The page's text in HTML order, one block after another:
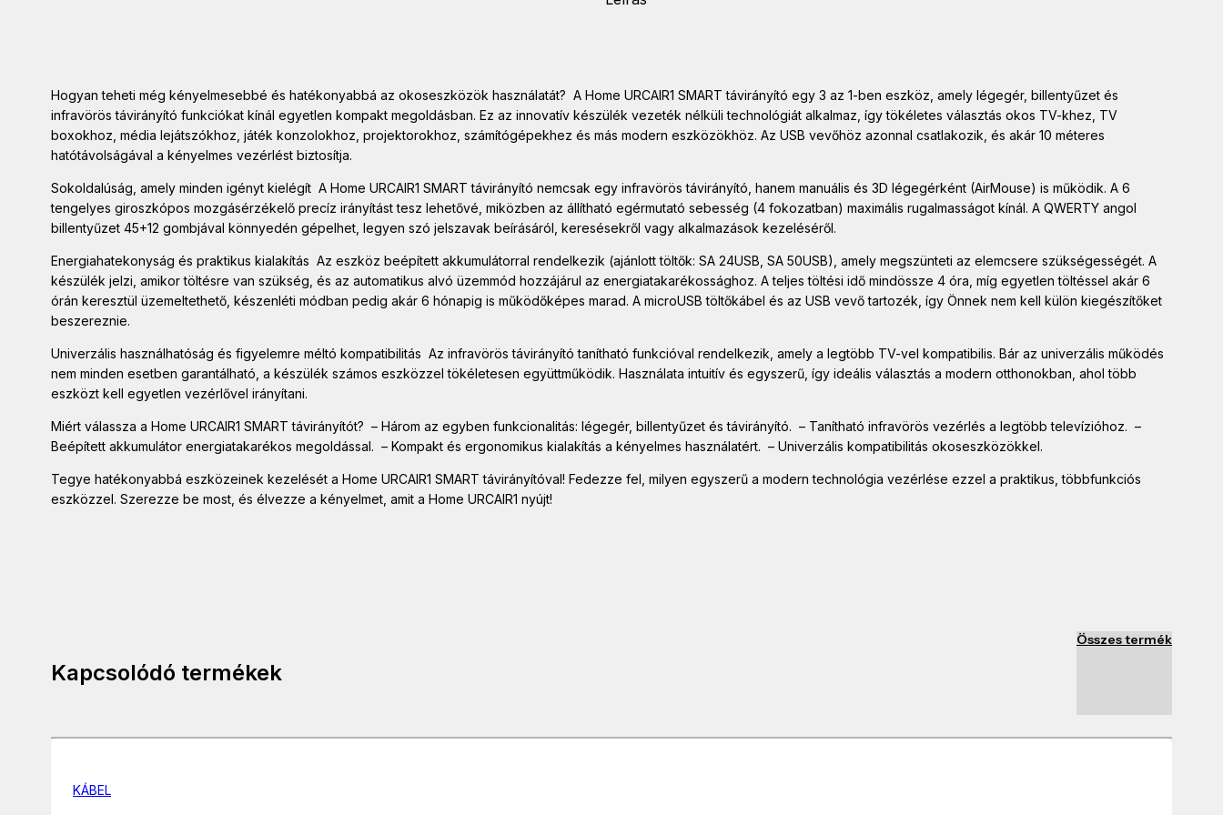
Hogyan teheti még kényelmesebbé és hatékonyabbá az okoseszközök használatát? A Home URCAIR1 SMART távirányító egy 3 az 1-ben eszköz, amely légegér, billentyűzet és
infravörös távirányító funkciókat kínál egyetlen kompakt megoldásban. Ez az innovatív készülék vezeték nélküli technológiát alkalmaz, így tökéletes választás okos TV-khez, TV
boxokhoz, média lejátszókhoz, játék konzolokhoz, projektorokhoz, számítógépekhez és más modern eszközökhöz. Az USB vevőhöz azonnal csatlakozik, és akár 10 méteres
hatótávolságával a kényelmes vezérlést biztosítja.
Sokoldalúság, amely minden igényt kielégít A Home URCAIR1 SMART távirányító nemcsak egy infravörös távirányító, hanem manuális és 3D légegérként (AirMouse) is működik. A 6
tengelyes giroszkópos mozgásérzékelő precíz irányítást tesz lehetővé, miközben az állítható egérmutató sebesség (4 fokozatban) maximális rugalmasságot kínál. A QWERTY angol
billentyűzet 45+12 gombjával könnyedén gépelhet, legyen szó jelszavak beírásáról, keresésekről vagy alkalmazások kezeléséről.
Energiahatekonyság és praktikus kialakítás Az eszköz beépített akkumulátorral rendelkezik (ajánlott töltők: SA 24USB, SA 50USB), amely megszünteti az elemcsere szükségességét. A
készülék jelzi, amikor töltésre van szükség, és az automatikus alvó üzemmód hozzájárul az energiatakarékossághoz. A teljes töltési idő mindössze 4 óra, míg egyetlen töltéssel akár 6
órán keresztül üzemeltethető, készenléti módban pedig akár 6 hónapig is működőképes marad. A microUSB töltőkábel és az USB vevő tartozék, így Önnek nem kell külön kiegészítőket
beszereznie.
Univerzális használhatóság és figyelemre méltó kompatibilitás Az infravörös távirányító tanítható funkcióval rendelkezik, amely a legtöbb TV-vel kompatibilis. Bár az univerzális működés
nem minden esetben garantálható, a készülék számos eszközzel tökéletesen együttműködik. Használata intuitív és egyszerű, így ideális választás a modern otthonokban, ahol több
eszközt kell egyetlen vezérlővel irányítani.
Miért válassza a Home URCAIR1 SMART távirányítót? – Három az egyben funkcionalitás: légegér, billentyűzet és távirányító. – Tanítható infravörös vezérlés a legtöbb televízióhoz. –
Beépített akkumulátor energiatakarékos megoldással. – Kompakt és ergonomikus kialakítás a kényelmes használatért. – Univerzális kompatibilitás okoseszközökkel.
Tegye hatékonyabbá eszközeinek kezelését a Home URCAIR1 SMART távirányítóval! Fedezze fel, milyen egyszerű a modern technológia vezérlése ezzel a praktikus, többfunkciós
eszközzel. Szerezze be most, és élvezze a kényelmet, amit a Home URCAIR1 nyújt!
Kapcsolódó termékek
Összes termék
KÁBEL